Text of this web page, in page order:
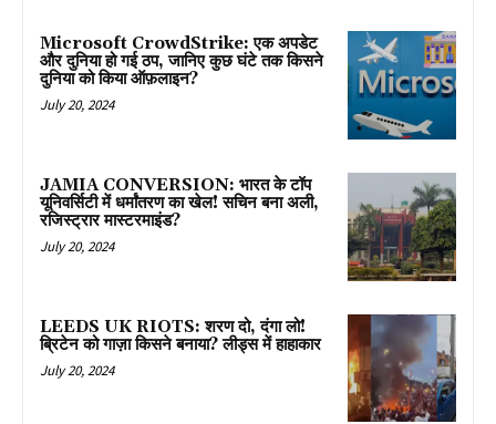
Microsoft CrowdStrike: एक अपडेट
और दुनिया हो गई ठप, जानिए कुछ घंटे तक किसने
दुनिया को किया ऑफ़लाइन?
July 20, 2024
JAMIA CONVERSION: भारत के टॉप
यूनिवर्सिटी में धर्मांतरण का खेल! सचिन बना अली,
रजिस्ट्रार मास्टरमाइंड?
July 20, 2024
LEEDS UK RIOTS: शरण दो, दंगा लो!
ब्रिटेन को गाज़ा किसने बनाया? लीड्स में हाहाकार
July 20, 2024